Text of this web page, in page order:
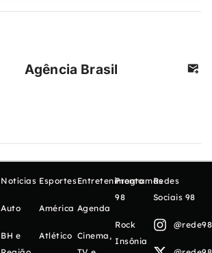
Agência Brasil
Notícias
Auto
BH e
Esportes
América
Atlético
Entretenimento
Agenda
Cinema,
Programas
98
Rock
Insônia
Redes
Sociais 98